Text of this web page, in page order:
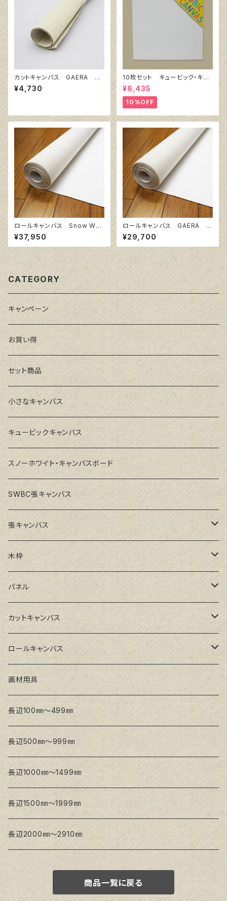
カットキャンバス GAERA F
S25
¥4,730
10枚セット キュービック・キャ
ンバス白（縦150㎜×横150㎜×
厚38㎜）
¥6,435
10%OFF
ロールキャンバス Snow Whit
e SPC 206㎝巾×5m巻
¥37,950
ロールキャンバス GAERA F
145㎝巾×5m巻
¥29,700
CATEGORY
キャンペーン
お買い得
セット商品
小さなキャンバス
キュービックキャンバス
スノーホワイト・キャンバスボード
SWBC張キャンバス
張キャンバス
GAERA F(中細目)
GAERA BA(中荒目)
GAERA GLC(中目)
トークロ イエロー(中目)
トークロ 赤SP(中目)
Snow White SPC(中目)
木枠
ルーブル米杉木枠
Paulo木枠
パネル
ラワンパネル
シナパネル
カットキャンバス
GAERA F(中細目)
GAERA BA(中荒目)
Snow White SPC(中目)
Snow White SLA(中目)
ロールキャンバス
GAERA F(中細目) / BA(中荒目)
Snow White SLA(中目)
Snow White SLH(中太目)
Snow White SPC(中目)
トークロ イエロー
生キャンバス
画材用具
長辺100㎜～499㎜
長辺500㎜～999㎜
長辺1000㎜～1499㎜
長辺1500㎜～1999㎜
長辺2000㎜～2910㎜
商品一覧に戻る